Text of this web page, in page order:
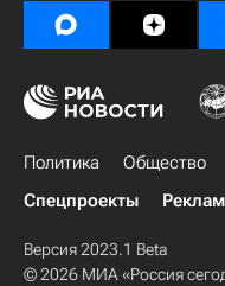
Политика Общество
Спецпроекты
Версия 2023.1 Beta
© 2026 МИА «Россия